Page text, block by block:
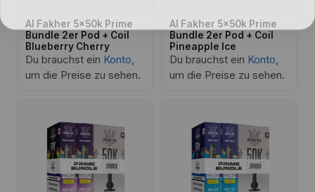
Al Fakher 5x50k Prime
Bundle 2er Pod + Coil
Blueberry Cherry
Du brauchst ein Konto,
um die Preise zu sehen.
Al Fakher 5x50k Prime
Bundle 2er Pod + Coil
Pineapple Ice
Du brauchst ein Konto,
um die Preise zu sehen.